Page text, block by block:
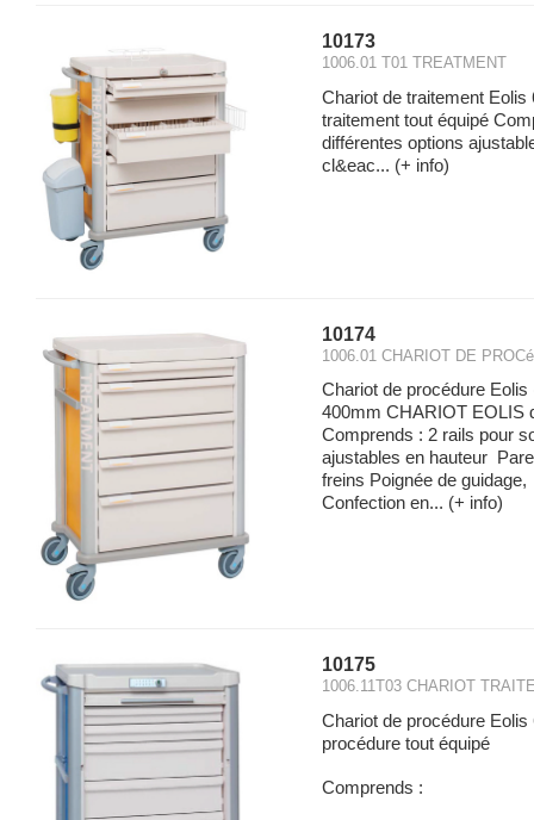
10173
1006.01 T01 TREATMENT
Chariot de traitement
traitement tout équipé
différentes options
cl&eac... (+ info)
10174
1006.01 CHARIOT DE
Chariot de procédure
400mm CHARIOT EOLIS
Comprends : 2 rails pour
ajustables en hauteur
freins Poignée de
Confection en... (+ info)
10175
1006.11T03 CHARIOT
Chariot de procédure
procédure tout équipé
Comprends :